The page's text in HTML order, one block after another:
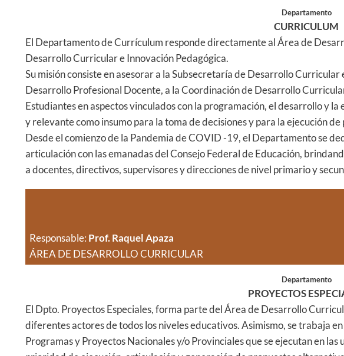
Departamento
CURRICULUM
El Departamento de Currículum responde directamente al Área de
Desarrollo Curricular e Innovación Pedagógica.
Su misión consiste en asesorar a la Subsecretaría de Desarrollo
Desarrollo Profesional Docente, a la Coordinación de Desarrollo
Estudiantes en aspectos vinculados con la programación, el desarrollo y
y relevante como insumo para la toma de decisiones y para la ejecución
Desde el comienzo de la Pandemia de COVID -19, el Departamento se
articulación con las emanadas del Consejo Federal de Educación,
a docentes, directivos, supervisores y direcciones de nivel primario y
Responsable: Prof. Raquel Apaza
ÁREA DE DESARROLLO CURRICULAR
Departamento
PROYECTOS
El Dpto. Proyectos Especiales, forma parte del Área de Desarrollo
diferentes actores de todos los niveles educativos. Asimismo, se trabaja
Programas y Proyectos Nacionales y/o Provinciales que se ejecutan en